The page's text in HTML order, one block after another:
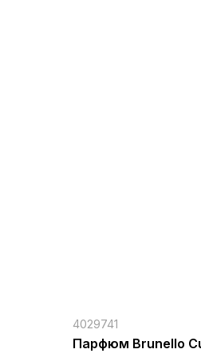
4029741
Парфюм Brunello